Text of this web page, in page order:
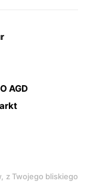
AGD
z Twojego bliskiego